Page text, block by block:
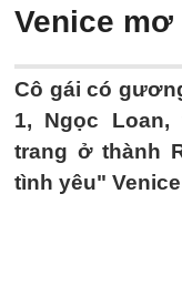
Venice mơ
Cô gái có
1, Ngọc
trang ở thành
tình yêu"